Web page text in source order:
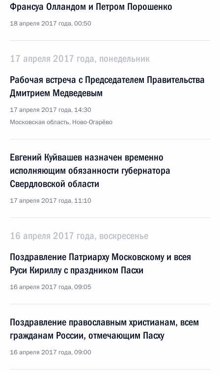
Франсуа Олландом и Петром Порошенко
18 апреля 2017 года, 00:50
17 апреля 2017 года, понедельник
Рабочая встреча с Председателем Правительства
Дмитрием Медведевым
17 апреля 2017 года, 14:30
Московская область, Ново-Огарёво
Евгений Куйвашев назначен временно
исполняющим обязанности губернатора
Свердловской области
17 апреля 2017 года, 11:10
16 апреля 2017 года, воскресенье
Поздравление Патриарху Московскому и всея
Руси Кириллу с праздником Пасхи
16 апреля 2017 года, 09:05
Поздравление православным христианам, всем
гражданам России, отмечающим Пасху
16 апреля 2017 года, 09:00